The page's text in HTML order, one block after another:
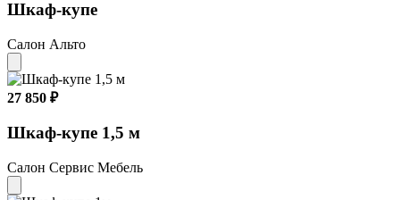
Кронштейн Нет
Цвет Белый
Материал фасада МДФ
Шкаф-купе
Салон Альто
27 850 ₽
Шкаф-купе 1,5 м
Салон Сервис Мебель